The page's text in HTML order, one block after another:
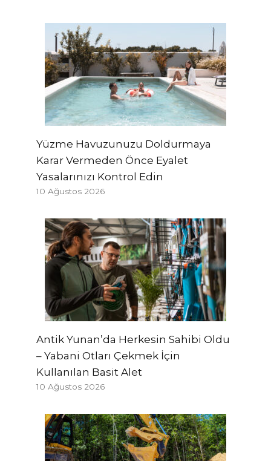
Yüzme Havuzunuzu Doldurmaya
Karar Vermeden Önce Eyalet
Yasalarınızı Kontrol Edin
10 Ağustos 2026
Antik Yunan’da Herkesin Sahibi Oldu
– Yabani Otları Çekmek İçin
Kullanılan Basit Alet
10 Ağustos 2026